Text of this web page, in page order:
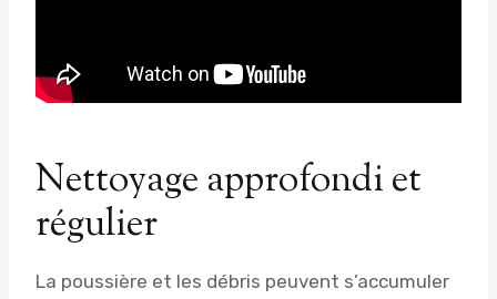
Nettoyage approfondi et
régulier
La poussière et les débris peuvent s’accumuler